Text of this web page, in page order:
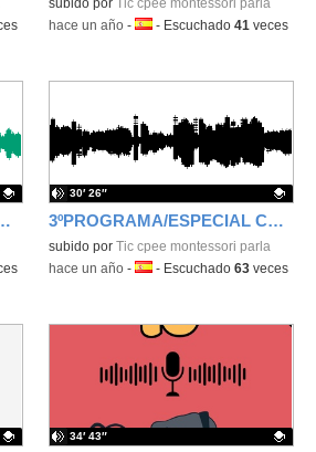
Contenido educativo.
subido por Tic cpee montessori parla
-hace un año- Idioma:
- Escuchado 41 veces
MONTESSORI EN EL AIRE 4X03 3ºPROGRAMA/ESPECIAL CARNAVAL/MONTESSORI EN EL AIRE 3X03
Contenido educativo.
subido por Tic cpee montessori parla
30′ 26″
-hace un año- Idioma:
- Escuchado 63veces
34′ 43″